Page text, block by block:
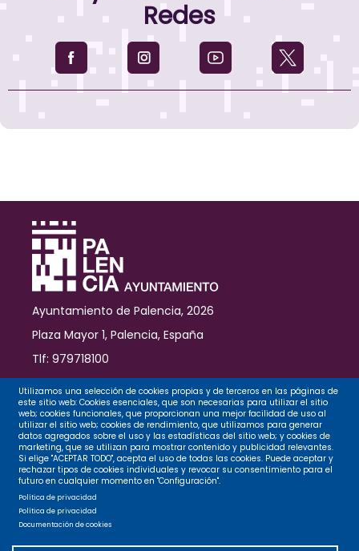
mayo
en
de
inclusivo
Redes
Ayuntamiento de Palencia, 2026
Plaza Mayor 1, Palencia, España
Tlf: 979718100
Contacto
Legal
Privacidad
Utilizamos una selección de cookies propias y de terceros en las páginas de
este sitio web: Cookies esenciales, que son necesarias para utilizar el sitio
web; cookies funcionales, que proporcionan una mejor facilidad de uso al
utilizar el sitio web; cookies de rendimiento, que utilizamos para generar
datos agregados sobre el uso y las estadísticas del sitio web; y cookies de
marketing, que se utilizan para mostrar contenido y publicidad relevantes.
Si elige "ACEPTAR TODO", acepta el uso de todas las cookies. Puede aceptar y
rechazar tipos de cookies individuales y revocar su consentimiento para el
futuro en cualquier momento en "Configuración".
Política de privacidad
Política de privacidad
Documentación de cookies